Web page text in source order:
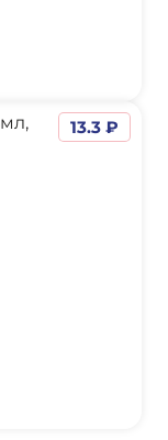
13.3 ₽